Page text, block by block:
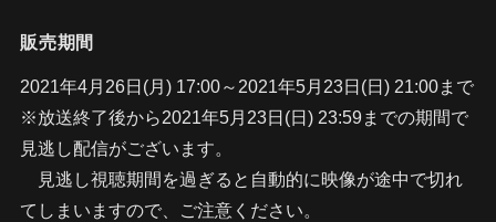
販売期間
2021年4月26日(月) 17:00～2021年5月23日(日) 21:00まで
※放送終了後から2021年5月23日(日) 23:59までの期間で
見逃し配信がございます。
見逃し視聴期間を過ぎると自動的に映像が途中で切れ
てしまいますので、ご注意ください。